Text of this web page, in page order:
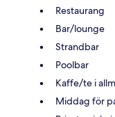
Restaurang
Bar/lounge
Strandbar
Poolbar
Kaffe/te i
Middag för